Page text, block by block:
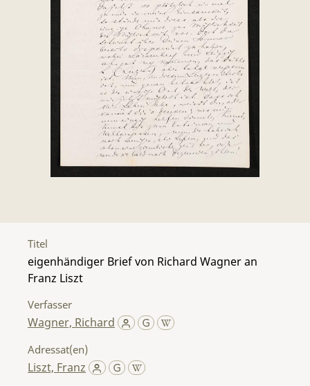
Titel
eigenhändiger Brief von Richard Wagner an
Franz Liszt
Verfasser
Wagner, Richard
Adressat(en)
Liszt, Franz